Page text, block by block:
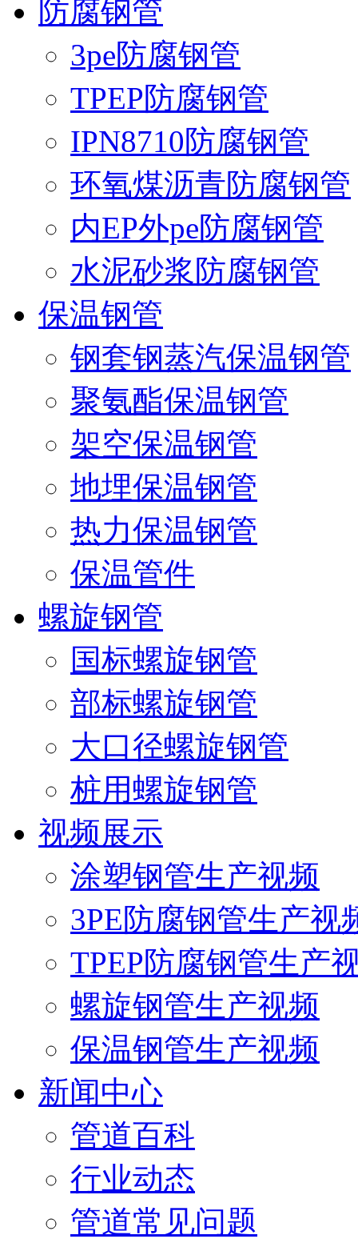
防腐钢管
3pe防腐钢管
TPEP防腐钢管
IPN8710防腐钢管
环氧煤沥青防腐钢管
内EP外pe防腐钢管
水泥砂浆防腐钢管
保温钢管
钢套钢蒸汽保温钢管
聚氨酯保温钢管
架空保温钢管
地埋保温钢管
热力保温钢管
保温管件
螺旋钢管
国标螺旋钢管
部标螺旋钢管
大口径螺旋钢管
桩用螺旋钢管
视频展示
涂塑钢管生产视频
3PE防腐钢管生产视
TPEP防腐钢管生产
螺旋钢管生产视频
保温钢管生产视频
新闻中心
管道百科
行业动态
管道常见问题